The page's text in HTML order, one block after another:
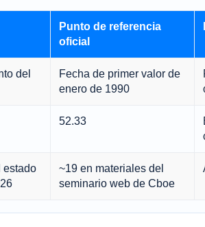
Punto de referencia
oficial
del
Fecha de primer valor de
enero de 1990
52.33
estado
~19 en materiales del
seminario web de Cboe